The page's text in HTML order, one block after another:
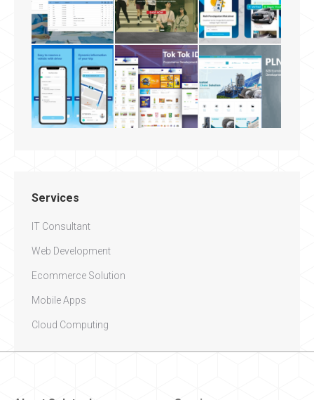
Services
IT Consultant
Web Development
Ecommerce Solution
Mobile Apps
Cloud Computing